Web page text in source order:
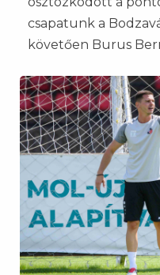
csapatunk a
követően Burus